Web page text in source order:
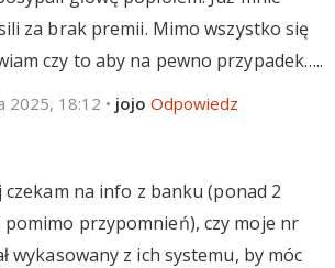
za brak premii. Mimo wszystko się
czy to aby na pewno przypadek…..
2025, 18:12 • jojo Odpowiedz
czekam na info z banku (ponad 2
pomimo przypomnień), czy moje nr
wykasowany z ich systemu, by móc